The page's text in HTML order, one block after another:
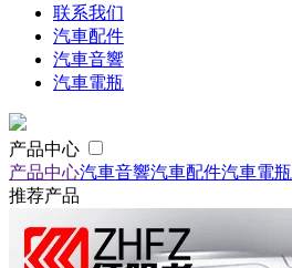
联系我们
汽車配件
汽車音響
汽車電瓶
产品中心
产品中心汽車音響汽車配件汽車電瓶
推荐产品